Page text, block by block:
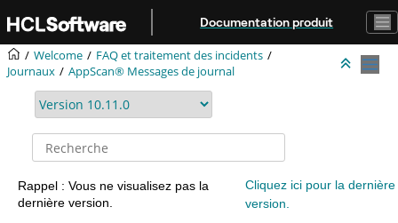
Aller au contenu principal
Documentation produit
Welcome
FAQ et traitement des incidents
Journaux
AppScan® Messages de journal
Rappel : Vous ne visualisez pas la
dernière version.
Cliquez ici pour la dernière
version.